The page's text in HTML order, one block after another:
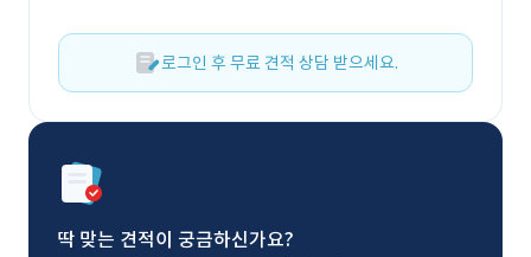
로그인 후 무료 견적 상담 받으세요.
딱 맞는 견적이 궁금하신가요?